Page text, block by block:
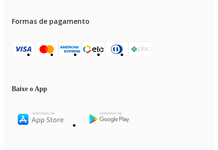
Formas de pagamento
Baixe o App